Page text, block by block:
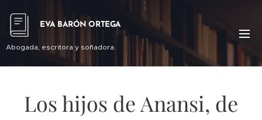
EVA BARÓN ORTEGA
Abogada, escritora y soñadora.
Los hijos de Anansi, de